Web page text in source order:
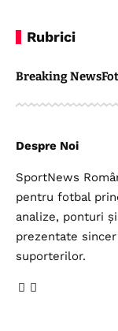
Rubrici
Breaking News
Despre Noi
SportNews
pentru fotbal
analize, ponturi
prezentate
suporterilor.